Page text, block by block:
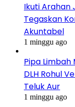
Ikuti Arahan
Tegaskan
Akuntabel
1 minggu ago
Pipa Limbah
DLH Rohul
Teluk Aur
1 minggu ago